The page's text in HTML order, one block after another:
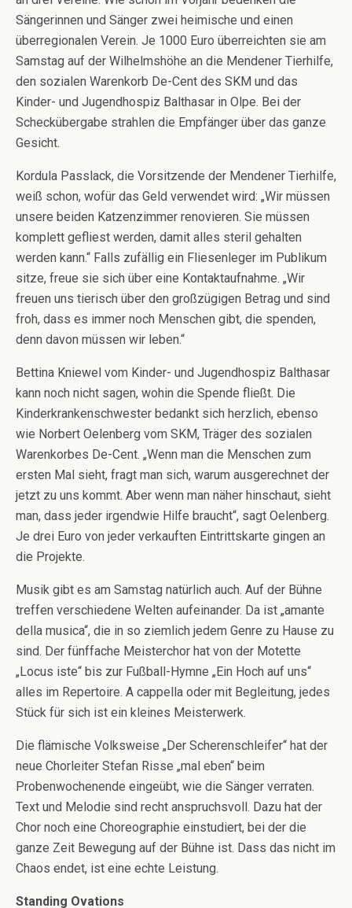
Sängerinnen und Sänger zwei heimische und einen
überregionalen Verein. Je 1000 Euro überreichten sie am
Samstag auf der Wilhelmshöhe an die Mendener Tierhilfe,
den sozialen Warenkorb De-Cent des SKM und das
Kinder- und Jugendhospiz Balthasar in Olpe. Bei der
Scheckübergabe strahlen die Empfänger über das ganze
Gesicht.
Kordula Passlack, die Vorsitzende der Mendener Tierhilfe,
weiß schon, wofür das Geld verwendet wird: „Wir müssen
unsere beiden Katzenzimmer renovieren. Sie müssen
komplett gefliest werden, damit alles steril gehalten
werden kann.“ Falls zufällig ein Fliesenleger im Publikum
sitze, freue sie sich über eine Kontaktaufnahme. „Wir
freuen uns tierisch über den großzügigen Betrag und sind
froh, dass es immer noch Menschen gibt, die spenden,
denn davon müssen wir leben.“
Bettina Kniewel vom Kinder- und Jugendhospiz Balthasar
kann noch nicht sagen, wohin die Spende fließt. Die
Kinderkrankenschwester bedankt sich herzlich, ebenso
wie Norbert Oelenberg vom SKM, Träger des sozialen
Warenkorbes De-Cent. „Wenn man die Menschen zum
ersten Mal sieht, fragt man sich, warum ausgerechnet der
jetzt zu uns kommt. Aber wenn man näher hinschaut, sieht
man, dass jeder irgendwie Hilfe braucht“, sagt Oelenberg.
Je drei Euro von jeder verkauften Eintrittskarte gingen an
die Projekte.
Musik gibt es am Samstag natürlich auch. Auf der Bühne
treffen verschiedene Welten aufeinander. Da ist „amante
della musica“, die in so ziemlich jedem Genre zu Hause zu
sind. Der fünffache Meisterchor hat von der Motette
„Locus iste“ bis zur Fußball-Hymne „Ein Hoch auf uns“
alles im Repertoire. A cappella oder mit Begleitung, jedes
Stück für sich ist ein kleines Meisterwerk.
Die flämische Volksweise „Der Scherenschleifer“ hat der
neue Chorleiter Stefan Risse „mal eben“ beim
Probenwochenende eingeübt, wie die Sänger verraten.
Text und Melodie sind recht anspruchsvoll. Dazu hat der
Chor noch eine Choreographie einstudiert, bei der die
ganze Zeit Bewegung auf der Bühne ist. Dass das nicht im
Chaos endet, ist eine echte Leistung.
Standing Ovations